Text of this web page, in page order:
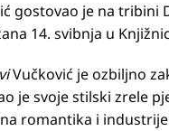
gostovao je na tribini
14. svibnja u
Vučković je ozbiljno
je svoje stilski zrele
romantika i